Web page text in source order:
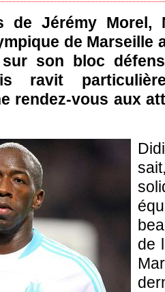
de Jérémy Morel,
de Marseille
son bloc
ravit
rendez-vous aux
de